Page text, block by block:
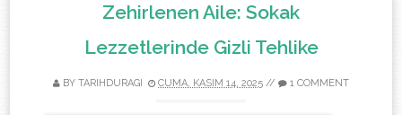
Zehirlenen Aile: Sokak
Lezzetlerinde Gizli Tehlike
BY TARIHDURAGI CUMA, KASIM 14, 2025 // 1 COMMENT